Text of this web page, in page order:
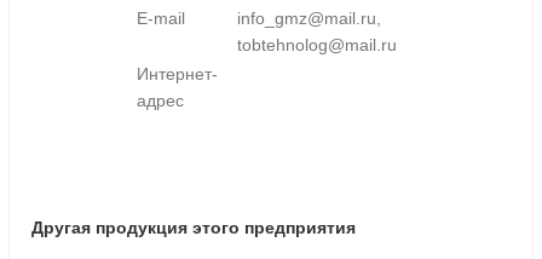
E-mail
info_gmz@mail.ru,
tobtehnolog@mail.ru
Интернет-
адрес
Другая продукция этого предприятия